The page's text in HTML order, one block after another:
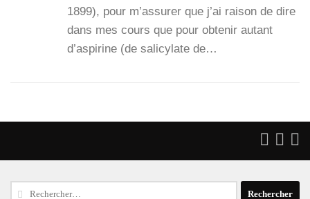
1899), pour m’as­su­rer que j’ai rai­son de dire
dans mes cours que pour obte­nir autant
d’as­pi­rine (de sali­cy­late de…
Rechercher :